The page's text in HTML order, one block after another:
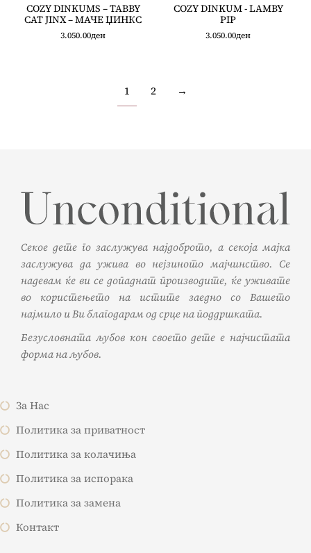
COZY DINKUMS – TABBY
CAT JINX – МАЧЕ ЏИНКС
3.050.00ден
COZY DINKUM - LAMBY
PIP
3.050.00ден
1 2 →
Секое дете го заслужува најдоброто, а секоја мајка
заслужува да ужива во нејзиното мајчинство. Се
надевам ќе ви се допаднат производите, ќе уживате
во користењето на истите заедно со Вашето
најмило и Ви благодарам од срце на поддршката.
Безусловната љубов кон своето дете е најчистата
форма на љубов.
За Нас
Политика за приватност
Политика за колачиња
Политика за испорака
Политика за замена
Контакт